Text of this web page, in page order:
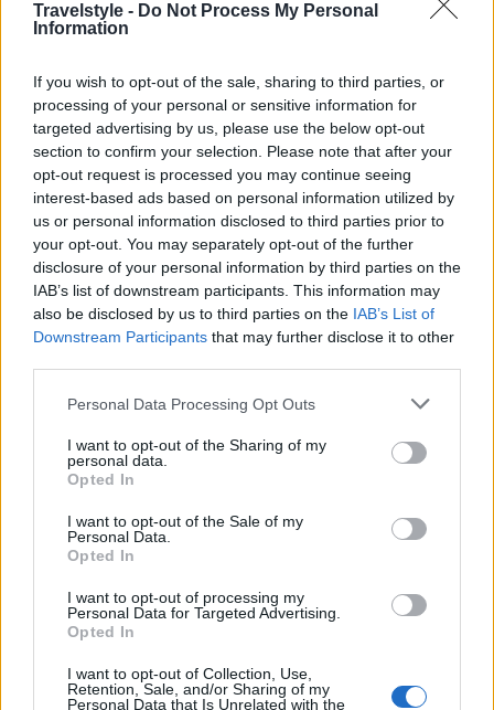
Travelstyle - Do Not Process My Personal
Information
If you wish to opt-out of the sale, sharing to third parties, or
processing of your personal or sensitive information for
targeted advertising by us, please use the below opt-out
section to confirm your selection. Please note that after your
opt-out request is processed you may continue seeing
interest-based ads based on personal information utilized by
us or personal information disclosed to third parties prior to
your opt-out. You may separately opt-out of the further
disclosure of your personal information by third parties on the
IAB’s list of downstream participants. This information may
also be disclosed by us to third parties on the IAB’s List of
Downstream Participants that may further disclose it to other
Please note that this website/app uses one or more Google
not limited to your visit or usage behaviour. You may click to
grant or deny consent to Google and its third-party tags to
use your data for below specified purposes in below Google
consent section.
Personal Data Processing Opt Outs
I want to opt-out of the Sharing of my
personal data.
Opted In
I want to opt-out of the Sale of my
Personal Data.
Opted In
I want to opt-out of processing my
Personal Data for Targeted Advertising.
Opted In
I want to opt-out of Collection, Use,
Retention, Sale, and/or Sharing of my
Personal Data that Is Unrelated with the
αρχαίοτητα. Με τα ονόματα Παρθενόπολις, Παρθένι
ονοματοδοσίας από τη βασίλισσα Παρθένοπη, ο
γνωστός σήμερα Παρθενώνας, αυτό το στεφάνι
πάνω από τον Τορωναίο που λάμπει
περιστοιχισμένος από το καταπράσινο σκηνικό του
Ίταμου.
Ο Παρθενώνας δεν υπήρξε ποτέ ένα πλούσιο
χωριό, ούτε στην Τουρκοκρατία, ούτε στα χρόνια
που εξαρτιόνταν από τα Μετόχια του Αγίου Όρους
ένα πιάτο φαγητό, ούτε στα χρόνια του εξήντα που
έφευγαν μετανάστες για να ζήσουν.